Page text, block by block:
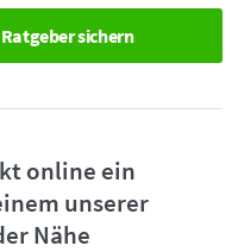
online ein
unserer
Nähe